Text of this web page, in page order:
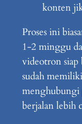
konten
Proses ini
1-2 minggu
videotron siap
sudah
menghubungi
berjalan lebih